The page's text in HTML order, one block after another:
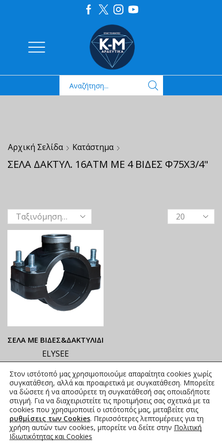
Αρχική Σελίδα Κατάστημα
ΣΕΛΑ ΔΑΚΤΥΛ. 16ΑΤΜ ΜΕ 4 ΒΙΔΕΣ Φ75Χ3/4"
ΣΕΛΑ ΜΕ ΒΙΔΕΣ&ΔΑΚΤΥΛΙΔΙ
ELYSEE
ΑΝΑΓΡΑΦΟΝΤΑΙ ΣΤΟ
ΑΝΗΡΤΗΜΕΝΟ PDF
2,55€–49,91€ συμπ. Φ.Π.Α.
Στον ιστότοπό μας χρησιμοποιούμε απαραίτητα cookies χωρίς
συγκατάθεση, αλλά και προαιρετικά με συγκατάθεση. Μπορείτε
να δώσετε ή να αποσύρετε τη συγκατάθεσή σας οποιαδήποτε
στιγμή. Για να διαχειριστείτε τις προτιμήσεις σας σχετικά με τα
cookies που χρησιμοποιεί ο ιστότοπός μας, μεταβείτε στις
ρυθμίσεις των Cookies. Περισσότερες λεπτομέρειες για τη
χρήση αυτών των cookies, μπορείτε να δείτε στην Πολιτική
Ιδιωτικότητας και Cookies